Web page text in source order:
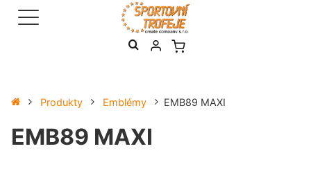
Produkty Emblémy EMB89 MAXI
EMB89 MAXI